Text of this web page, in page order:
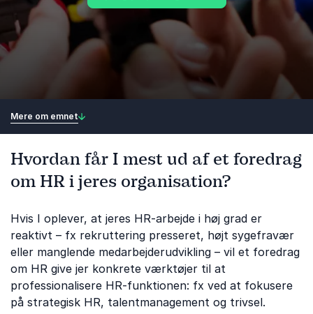
Mere om emnet
Hvordan får I mest ud af et foredrag
om HR i jeres organisation?
Hvis I oplever, at jeres HR-arbejde i høj grad er
reaktivt – fx rekruttering presseret, højt sygefravær
eller manglende medarbejderudvikling – vil et foredrag
om HR give jer konkrete værktøjer til at
professionalisere HR-funktionen: fx ved at fokusere
på strategisk HR, talentmanagement og trivsel.